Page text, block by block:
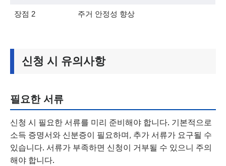
장점 2 주거 안정성 향상
신청 시 유의사항
필요한 서류
신청 시 필요한 서류를 미리 준비해야 합니다. 기본적으로
소득 증명서와 신분증이 필요하며, 추가 서류가 요구될 수
있습니다. 서류가 부족하면 신청이 거부될 수 있으니 주의
해야 합니다.